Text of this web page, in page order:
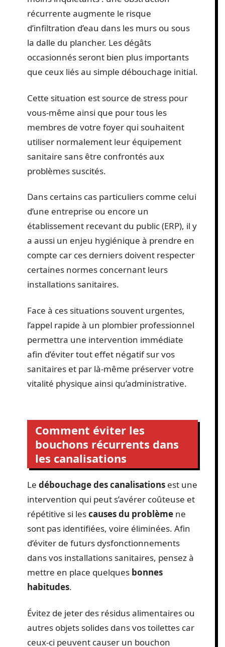
récurrente augmente le risque
d’infiltration d’eau dans les murs ou sous
la dalle du plancher. Les dégâts
occasionnés seront bien plus importants
que ceux liés au simple débouchage initial.
Cette situation est source de stress pour
vous-même ainsi que pour tous les
membres de votre foyer qui souhaitent
utiliser normalement leur équipement
sanitaire sans être confrontés aux
problèmes suscités.
Dans certains cas particuliers comme celui
d’une entreprise ou encore un
établissement recevant du public (ERP), il y
a aussi un enjeu hygiénique à prendre en
compte car ces derniers doivent respecter
certaines normes concernant leurs
installations sanitaires.
Face à ces situations souvent urgentes,
l’appel rapide à un plombier professionnel
permettra une intervention immédiate
afin d’éviter tout effet négatif sur vos
sanitaires et par là-même préserver votre
vitalité physique ainsi qu’administrative.
Comment éviter les
bouchons récurrents dans
les canalisations
Le débouchage des canalisations est une
intervention qui peut s’avérer coûteuse et
répétitive si lescauses du problème ne
sont pas identifiées, voire éliminées. Afin
d’éviter de futurs dysfonctionnements
dans vos installations sanitaires, pensez à
mettre en place quelques bonnes
habitudes.
Évitez de jeter des résidus alimentaires ou
autres objets solides dans vos toilettes car
ceux-ci peuvent causer un bouchon